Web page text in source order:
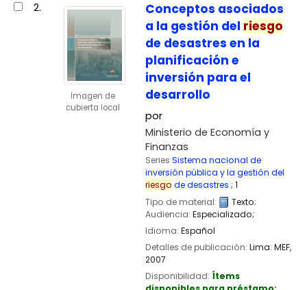
2.
Imagen de
cubierta local
Conceptos asociados
a la gestión del riesgo
de desastres en la
planificación e
inversión para el
desarrollo
por
Ministerio de Economía y
Finanzas
Series Sistema nacional de
inversión pública y la gestión del
riesgo de desastres ; 1
Tipo de material:
Texto;
Audiencia: Especializado;
Idioma: Español
Detalles de publicación: Lima: MEF,
2007
Disponibilidad: Ítems